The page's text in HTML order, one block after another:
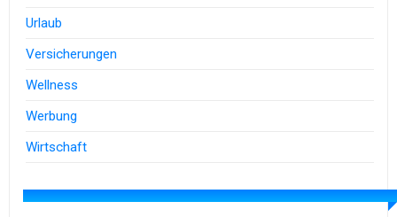
Urlaub
Versicherungen
Wellness
Werbung
Wirtschaft